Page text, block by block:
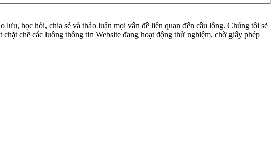
học hỏi, chia sẻ và thảo luận mọi vấn đề liên quan đến cầu lông. Chúng tôi sẽ
chẽ các luồng thông tin Website đang hoạt động thử nghiệm, chờ giấy phép